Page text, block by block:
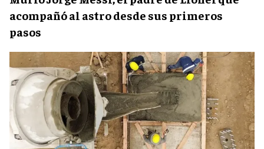
acompañó al astro desde sus primeros
pasos